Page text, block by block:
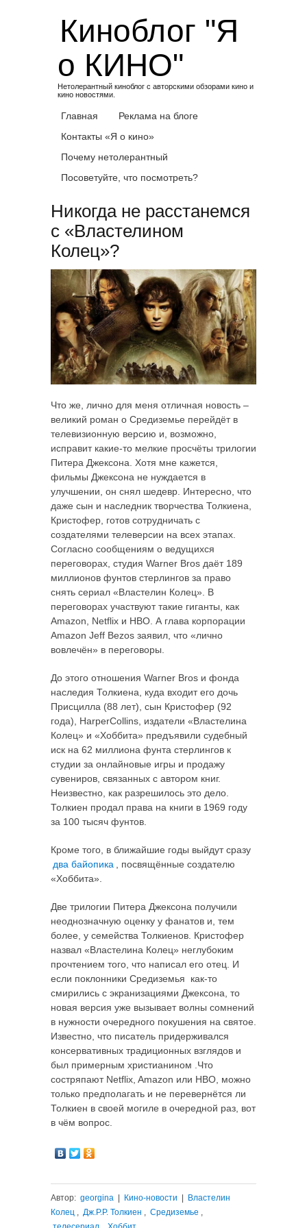
Киноблог "Я
о КИНО"
Нетолерантный киноблог с авторскими обзорами кино и
кино новостями.
Главная
Реклама на блоге
Контакты «Я о кино»
Почему нетолерантный
Посоветуйте, что посмотреть?
Никогда не расстанемся
с «Властелином
Колец»?
Что же, лично для меня отличная новость –
великий роман о Средиземье перейдёт в
телевизионную версию и, возможно,
исправит какие-то мелкие просчёты трилогии
Питера Джексона. Хотя мне кажется,
фильмы Джексона не нуждается в
улучшении, он снял шедевр. Интересно, что
даже сын и наследник творчества Толкиена,
Кристофер, готов сотрудничать с
создателями телеверсии на всех этапах.
Согласно сообщениям о ведущихся
переговорах, студия Warner Bros даёт 189
миллионов фунтов стерлингов за право
снять сериал «Властелин Колец». В
переговорах участвуют такие гиганты, как
Amazon, Netflix и HBO. А глава корпорации
Amazon Jeff Bezos заявил, что «лично
вовлечён» в переговоры.
До этого отношения Warner Bros и фонда
наследия Толкиена, куда входит его дочь
Присцилла (88 лет), сын Кристофер (92
года), HarperCollins, издатели «Властелина
Колец» и «Хоббита» предъявили судебный
иск на 62 миллиона фунта стерлингов к
студии за онлайновые игры и продажу
сувениров, связанных с автором книг.
Неизвестно, как разрешилось это дело.
Толкиен продал права на книги в 1969 году
за 100 тысяч фунтов.
Кроме того, в ближайшие годы выйдут сразу
два байопика , посвящённые создателю
«Хоббита».
Две трилогии Питера Джексона получили
неоднозначную оценку у фанатов и, тем
более, у семейства Толкиенов. Кристофер
назвал «Властелина Колец» неглубоким
прочтением того, что написал его отец. И
если поклонники Средиземья как-то
смирились с экранизациями Джексона, то
новая версия уже вызывает волны сомнений
в нужности очередного покушения на святое.
Известно, что писатель придерживался
консервативных традиционных взглядов и
был примерным христианином .Что
состряпают Netflix, Amazon или HBO, можно
только предполагать и не перевернётся ли
Толкиен в своей могиле в очередной раз, вот
в чём вопрос.
Автор: georgina Кино-новости
Властелин
Колец , Дж.Р.Р. Толкиен , Средиземье ,